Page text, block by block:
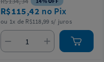
R$115,42 no Pix
ou 1x de R$118,99 s/ juros